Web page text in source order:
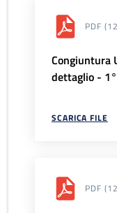
PDF
Congiuntura
dettaglio -
SCARICA FILE
PDF